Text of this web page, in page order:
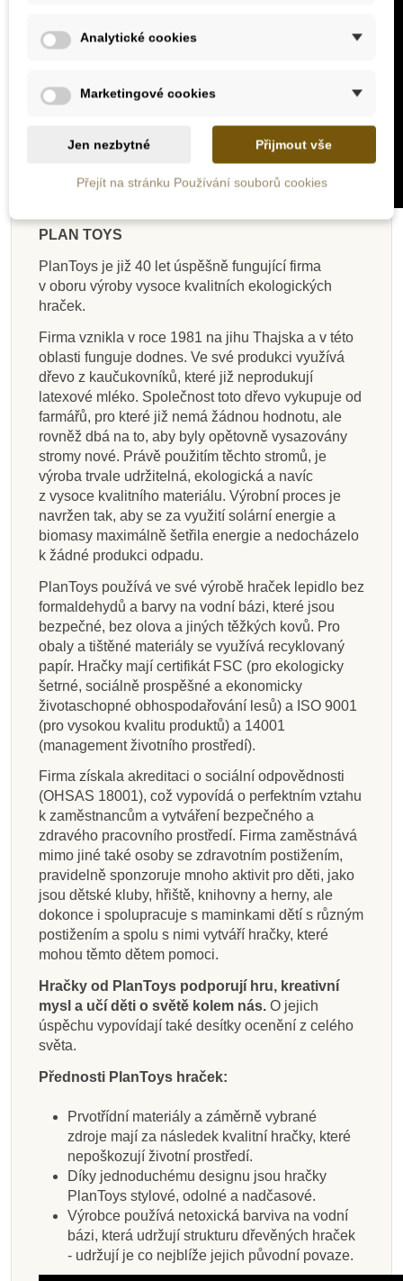
PLAN TOYS
PlanToys je již 40 let úspěšně fungující firma
v oboru výroby vysoce kvalitních ekologických
hraček.
Firma vznikla v roce 1981 na jihu Thajska a v této
oblasti funguje dodnes. Ve své produkci využívá
dřevo z kaučukovníků, které již neprodukují
latexové mléko. Společnost toto dřevo vykupuje od
farmářů, pro které již nemá žádnou hodnotu, ale
rovněž dbá na to, aby byly opětovně vysazovány
stromy nové. Právě použitím těchto stromů, je
výroba trvale udržitelná, ekologická a navíc
z vysoce kvalitního materiálu. Výrobní proces je
navržen tak, aby se za využití solární energie a
biomasy maximálně šetřila energie a nedocházelo
k žádné produkci odpadu.
PlanToys používá ve své výrobě hraček lepidlo bez
formaldehydů a barvy na vodní bázi, které jsou
bezpečné, bez olova a jiných těžkých kovů. Pro
obaly a tištěné materiály se využívá recyklovaný
papír. Hračky mají certifikát FSC (pro ekologicky
šetrné, sociálně prospěšné a ekonomicky
životaschopné obhospodařování lesů) a ISO 9001
(pro vysokou kvalitu produktů) a 14001
(management životního prostředí).
Firma získala akreditaci o sociální odpovědnosti
(OHSAS 18001), což vypovídá o perfektním vztahu
k zaměstnancům a vytváření bezpečného a
zdravého pracovního prostředí. Firma zaměstnává
mimo jiné také osoby se zdravotním postižením,
pravidelně sponzoruje mnoho aktivit pro děti, jako
jsou dětské kluby, hřiště, knihovny a herny, ale
dokonce i spolupracuje s maminkami dětí s různým
postižením a spolu s nimi vytváří hračky, které
mohou těmto dětem pomoci.
Hračky od PlanToys podporují hru, kreativní
mysl a učí děti o světě kolem nás. O jejich
úspěchu vypovídají také desítky ocenění z celého
světa.
Přednosti PlanToys hraček:
Prvotřídní materiály a záměrně vybrané
zdroje mají za následek kvalitní hračky, které
nepoškozují životní prostředí.
Díky jednoduchému designu jsou hračky
PlanToys stylové, odolné a nadčasové.
Výrobce používá netoxická barviva na vodní
bázi, která udržují strukturu dřevěných hraček
- udržují je co nejblíže jejich původní povaze.
Analytické cookies
Marketingové cookies
Jen nezbytné Přijmout vše
Přejít na stránku Používání souborů cookies